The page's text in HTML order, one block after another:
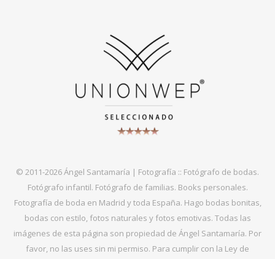
© 2011-2026 Ángel Santamaría | Fotografía :: Fotógrafo de bodas.
Fotógrafo infantil. Fotógrafo de familias. Books personales.
Fotografía de boda en Madrid y toda España. Hago bodas bonitas,
bodas con estilo, fotos naturales y fotos emotivas. Todas las
imágenes de esta página son propiedad de Ángel Santamaría. Por
favor, no las uses sin mi permiso. Para cumplir con la Ley de